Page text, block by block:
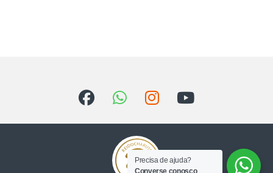
Precisa de ajuda?
Converse conosco